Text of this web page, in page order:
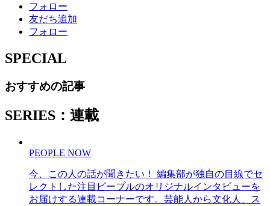
フォロー
友だち追加
フォロー
SPECIAL
おすすめの記事
SERIES：連載
PEOPLE NOW
今、この人の話が聞きたい！ 編集部が独自の目線でセ
レクトした注目ピープルのオリジナルインタビューを
お届けする連載コーナーです。芸能人から文化人、ス